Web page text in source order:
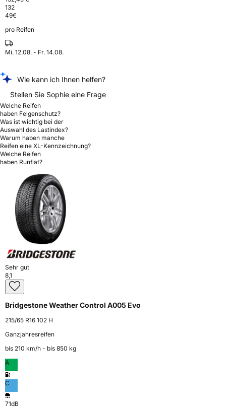
132
49€
pro Reifen
Mi. 12.08. - Fr. 14.08.
Wie kann ich Ihnen helfen?
Stellen Sie Sophie eine Frage
Welche Reifen
haben Felgenschutz?
Was ist wichtig bei der
Auswahl des Lastindex?
Warum haben manche
Reifen eine XL-Kennzeichnung?
Welche Reifen
haben Runflat?
Sehr gut
8,1
Bridgestone Weather Control A005 Evo
215/65 R16 102 H
Ganzjahresreifen
bis 210 km⁠/⁠h - bis 850 kg
A
C
71dB